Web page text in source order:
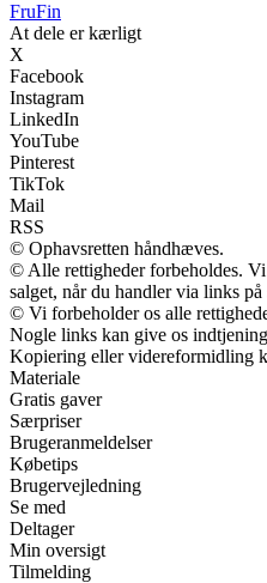
FruFin
At dele er kærligt
X
Facebook
Instagram
LinkedIn
YouTube
Pinterest
TikTok
Mail
RSS
© Ophavsretten håndhæves.
© Alle rettigheder forbeholdes.
salget, når du handler via links på
© Vi forbeholder os alle
Nogle links kan give os
Kopiering eller videreformidling
Materiale
Gratis gaver
Særpriser
Brugeranmeldelser
Købetips
Brugervejledning
Se med
Deltager
Min oversigt
Tilmelding